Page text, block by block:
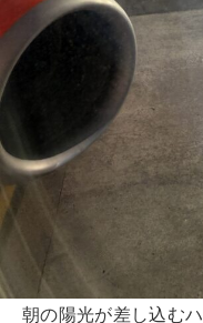
朝の陽光が差し込む